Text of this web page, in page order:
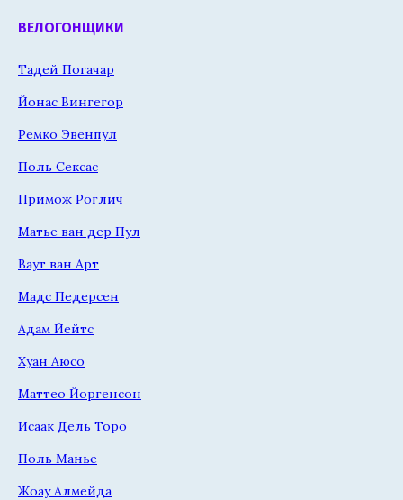
ВЕЛОГОНЩИКИ
Тадей Погачар
Йонас Вингегор
Ремко Эвенпул
Поль Сексас
Примож Роглич
Матье ван дер Пул
Ваут ван Арт
Мадс Педерсен
Адам Йейтс
Хуан Аюсо
Маттео Йоргенсон
Исаак Дель Торо
Поль Манье
Жоау Алмейда